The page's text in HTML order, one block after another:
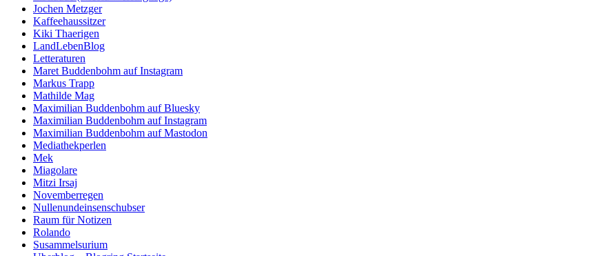
Jochen Metzger
Kaffeehaussitzer
Kiki Thaerigen
LandLebenBlog
Letteraturen
Maret Buddenbohm auf Instagram
Markus Trapp
Mathilde Mag
Maximilian Buddenbohm auf Bluesky
Maximilian Buddenbohm auf Instagram
Maximilian Buddenbohm auf Mastodon
Mediathekperlen
Mek
Miagolare
Mitzi Irsaj
Novemberregen
Nullenundeinsenschubser
Raum für Notizen
Rolando
Susammelsurium